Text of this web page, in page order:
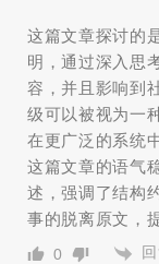
这篇文章探讨的
明，通过深入思
容，并且影响到
级可以被视为一
在更广泛的系统
这篇文章的语气
述，强调了结构
事的脱离原文，
0